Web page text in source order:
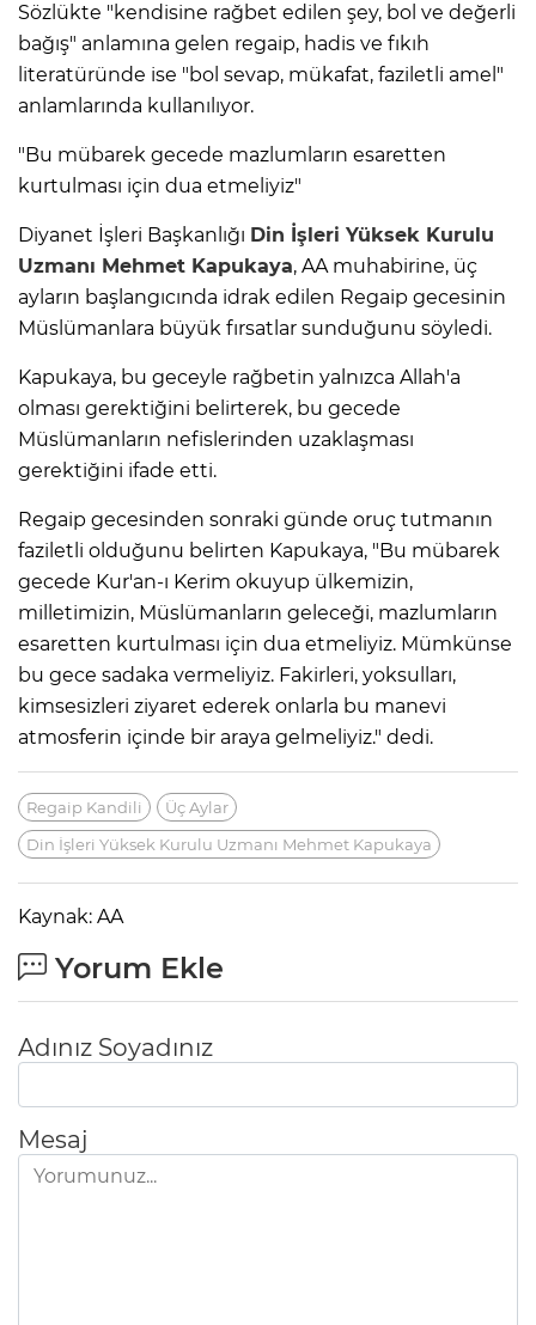
Sözlükte "kendisine rağbet edilen şey, bol ve değerli
bağış" anlamına gelen regaip, hadis ve fıkıh
literatüründe ise "bol sevap, mükafat, faziletli amel"
anlamlarında kullanılıyor.
"Bu mübarek gecede mazlumların esaretten
kurtulması için dua etmeliyiz"
Diyanet İşleri Başkanlığı Din İşleri Yüksek Kurulu
Uzmanı Mehmet Kapukaya, AA muhabirine, üç
ayların başlangıcında idrak edilen Regaip gecesinin
Müslümanlara büyük fırsatlar sunduğunu söyledi.
Kapukaya, bu geceyle rağbetin yalnızca Allah'a
olması gerektiğini belirterek, bu gecede
Müslümanların nefislerinden uzaklaşması
gerektiğini ifade etti.
Regaip gecesinden sonraki günde oruç tutmanın
faziletli olduğunu belirten Kapukaya, "Bu mübarek
gecede Kur'an-ı Kerim okuyup ülkemizin,
milletimizin, Müslümanların geleceği, mazlumların
esaretten kurtulması için dua etmeliyiz. Mümkünse
bu gece sadaka vermeliyiz. Fakirleri, yoksulları,
kimsesizleri ziyaret ederek onlarla bu manevi
atmosferin içinde bir araya gelmeliyiz." dedi.
Regaip Kandili
Üç Aylar
Din İşleri Yüksek Kurulu Uzmanı Mehmet Kapukaya
Kaynak: AA
Yorum Ekle
Adınız Soyadınız
Mesaj